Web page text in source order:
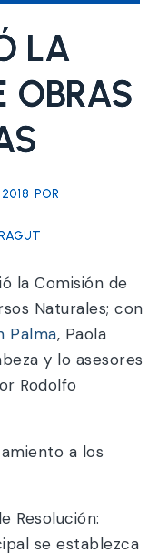
LA
OBRAS
POR
la Comisión de
Naturales; con
Palma, Paola
y lo asesores
Rodolfo
a los
Resolución:
se establezca